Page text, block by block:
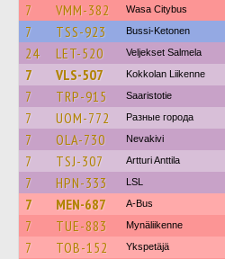
7 VMM-382 Wasa Citybus
7 TSS-923 Bussi-Ketonen
24 LET-520 Veljekset Salmela
7 VLS-507 Kokkolan Liikenne
7 TRP-915 Saaristotie
7 UOM-772 Разные города
7 OLA-730 Nevakivi
7 TSJ-307 Artturi Anttila
7 HPN-333 LSL
7 MEN-687 A-Bus
7 TUE-883 Mynäliikenne
7 TOB-152 Ykspetäjä